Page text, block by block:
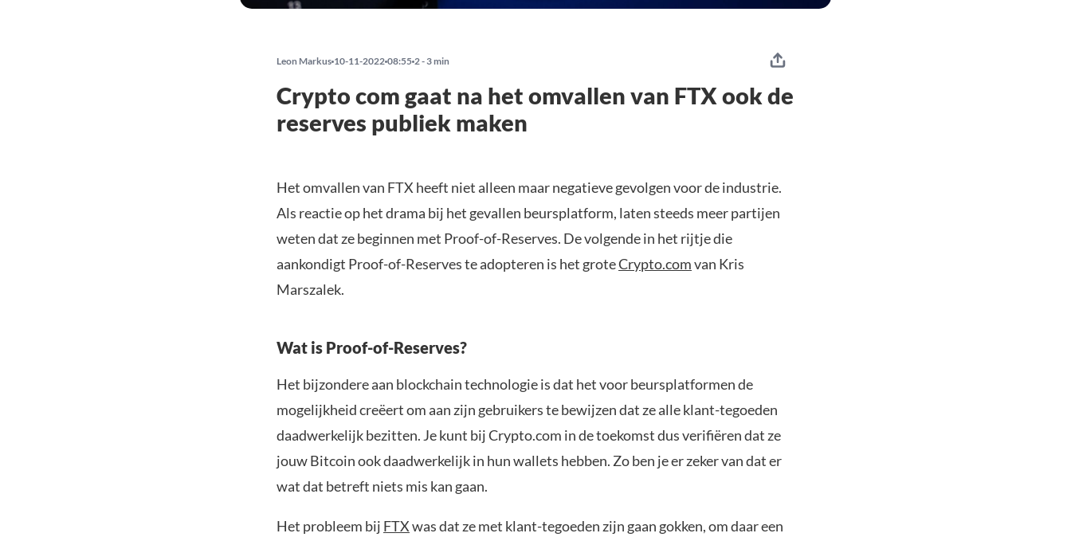
Leon Markus 10-11-2022 08:55 2 - 3 min
Crypto com gaat na het omvallen van FTX ook de
reserves publiek maken
Het omvallen van FTX heeft niet alleen maar negatieve gevolgen voor de industrie.
Als reactie op het drama bij het gevallen beursplatform, laten steeds meer partijen
weten dat ze beginnen met Proof-of-Reserves. De volgende in het rijtje die
aankondigt Proof-of-Reserves te adopteren is het groteCrypto.comvan Kris
Marszalek.
Wat is Proof-of-Reserves?
Het bijzondere aan blockchain technologie is dat het voor beursplatformen de
mogelijkheid creëert om aan zijn gebruikers te bewijzen dat ze alle klant-tegoeden
daadwerkelijk bezitten. Je kunt bij Crypto.com in de toekomst dus verifiëren dat ze
jouw Bitcoin ook daadwerkelijk in hun wallets hebben. Zo ben je er zeker van dat er
wat dat betreft niets mis kan gaan.
Het probleem bij FTXwas dat ze met klant-tegoeden zijn gaan gokken, om daar een